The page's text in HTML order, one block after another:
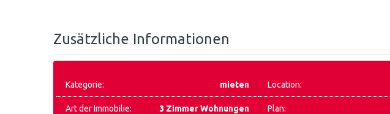
Zusätzliche Informationen
Kategorie: mieten Location:
Art der Immobilie: 3 Zimmer Wohnungen Plan: